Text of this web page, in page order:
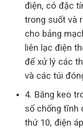
điện, có đặc
trong suốt và
cho bảng
liên lạc điện
để xử lý các
và các túi
4. Băng keo
số chống tĩnh
thứ 10, điện